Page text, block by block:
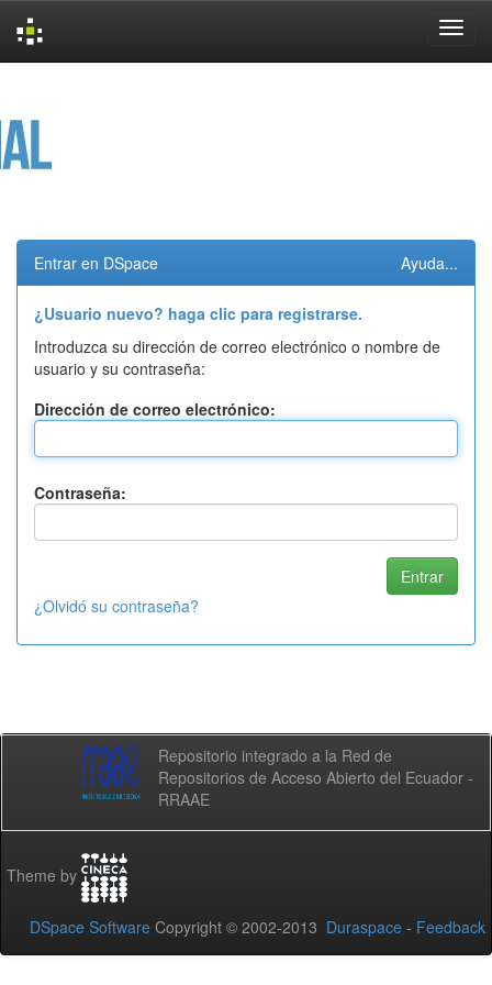
Entrar en DSpace Ayuda...
¿Usuario nuevo? haga clic para registrarse.
Introduzca su dirección de correo electrónico o nombre de
usuario y su contraseña:
Dirección de correo electrónico:
Contraseña:
¿Olvidó su contraseña?
Repositorio integrado a la Red de
Repositorios de Acceso Abierto del Ecuador -
RRAAE
Theme by
DSpace Software Copyright © 2002-2013 Duraspace - Feedback